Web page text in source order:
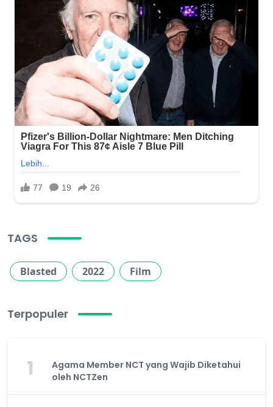
TAGS
Blasted 2022 Film
Terpopuler
1
Agama Member NCT yang Wajib Diketahui
oleh NCTZen